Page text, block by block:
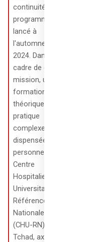
continuité du
programme
lancé à
l'automne
2024. Dans le
cadre de cette
mission, une
formation
théorique et
pratique
complexe a été
dispensée au
personnel du
Centre
Hospitalier
Universitaire la
Référence
Nationale
(CHU-RN) du
Tchad, axée sur